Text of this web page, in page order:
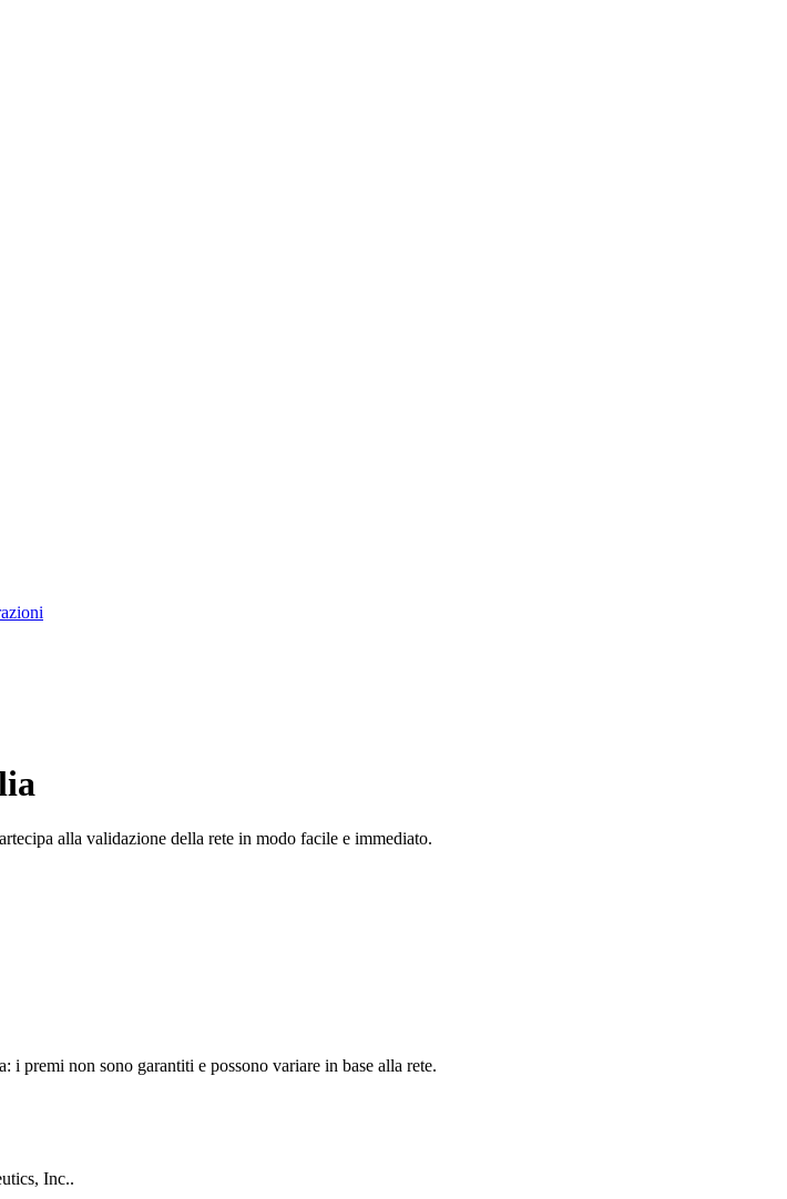
alla validazione della rete in modo facile e immediato.
premi non sono garantiti e possono variare in base alla rete.
Inc..